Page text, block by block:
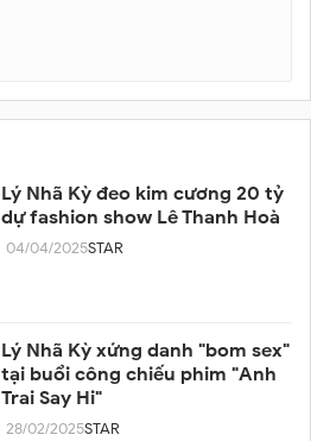
Lý Nhã Kỳ đeo kim cương 20 tỷ
dự fashion show Lê Thanh Hoà
04/04/2025STAR
Lý Nhã Kỳ xứng danh "bom sex"
tại buổi công chiếu phim "Anh
Trai Say Hi"
28/02/2025STAR